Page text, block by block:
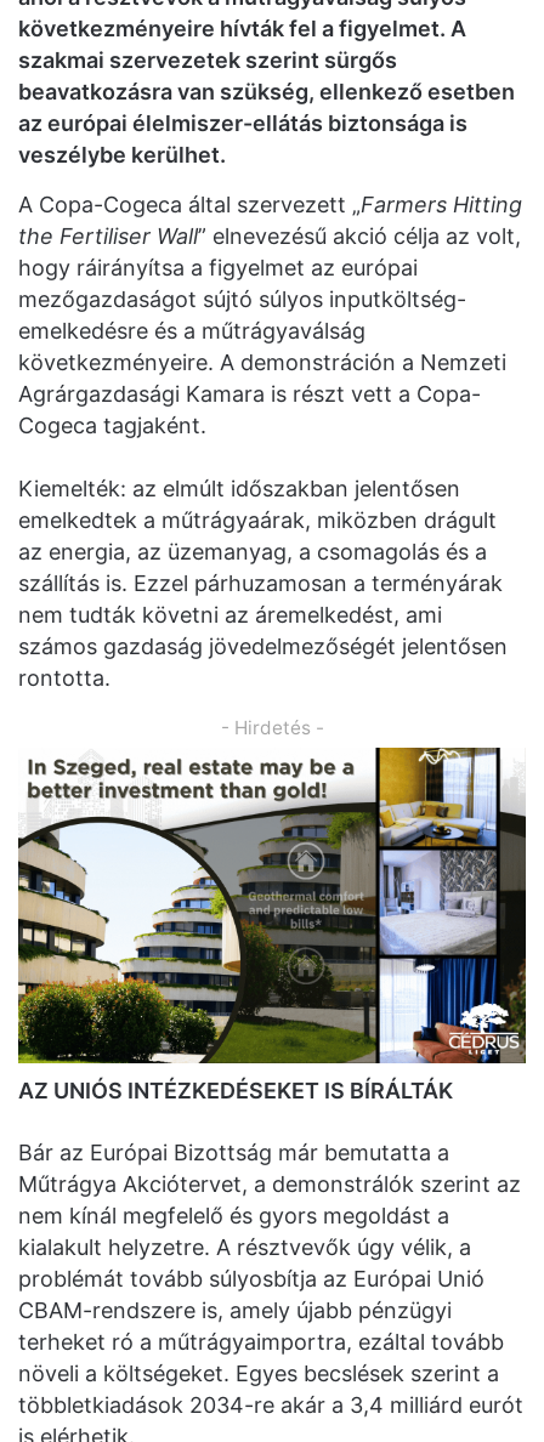
következményeire hívták fel a figyelmet. A
szakmai szervezetek szerint sürgős
beavatkozásra van szükség, ellenkező esetben
az európai élelmiszer-ellátás biztonsága is
veszélybe kerülhet.
A Copa-Cogeca által szervezett „Farmers Hitting
the Fertiliser Wall” elnevezésű akció célja az volt,
hogy ráirányítsa a figyelmet az európai
mezőgazdaságot sújtó súlyos inputköltség-
emelkedésre és a műtrágyaválság
következményeire. A demonstráción a Nemzeti
Agrárgazdasági Kamara is részt vett a Copa-
Cogeca tagjaként.
Kiemelték: az elmúlt időszakban jelentősen
emelkedtek a műtrágyaárak, miközben drágult
az energia, az üzemanyag, a csomagolás és a
szállítás is. Ezzel párhuzamosan a terményárak
nem tudták követni az áremelkedést, ami
számos gazdaság jövedelmezőségét jelentősen
rontotta.
- Hirdetés -
AZ UNIÓS INTÉZKEDÉSEKET IS BÍRÁLTÁK
Bár az Európai Bizottság már bemutatta a
Műtrágya Akciótervet, a demonstrálók szerint az
nem kínál megfelelő és gyors megoldást a
kialakult helyzetre. A résztvevők úgy vélik, a
problémát tovább súlyosbítja az Európai Unió
CBAM-rendszere is, amely újabb pénzügyi
terheket ró a műtrágyaimportra, ezáltal tovább
növeli a költségeket. Egyes becslések szerint a
többletkiadások 2034-re akár a 3,4 milliárd eurót
is elérhetik.